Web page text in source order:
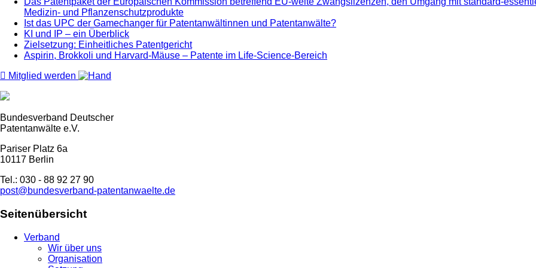
Medizin- und Pflanzenschutzprodukte
Ist das UPC der Gamechanger für Patentanwältinnen und Patentanwälte?
KI und IP – ein Überblick
Zielsetzung: Einheitliches Patentgericht
Aspirin, Brokkoli und Harvard-Mäuse – Patente im Life-Science-Bereich
Mitglied werden
Bundesverband Deutscher
Patentanwälte e.V.
Pariser Platz 6a
10117 Berlin
Tel.: 030 - 88 92 27 90
post@bundesverband-patentanwaelte.de
Seitenübersicht
Verband
Wir über uns
Organisation